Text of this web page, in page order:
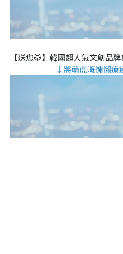
【送您🐯】韓國超人氣文創品
↓將萌虎嘅慵懶療